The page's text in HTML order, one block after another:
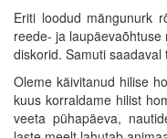
Eriti loodud mängunurk
reede- ja
diskorid. Samuti saadaval
Oleme käivitanud hilise
kuus korraldame hilist
veeta pühapäeva,